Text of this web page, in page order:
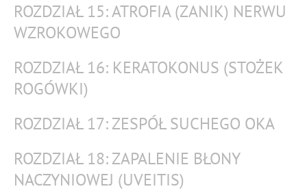
ROZDZIAŁ 15: ATROFIA (ZANIK) NERWU
WZROKOWEGO
ROZDZIAŁ 16: KERATOKONUS (STOŻEK
ROGÓWKI)
ROZDZIAŁ 17: ZESPÓŁ SUCHEGO OKA
ROZDZIAŁ 18: ZAPALENIE BŁONY
NACZYNIOWEJ (UVEITIS)